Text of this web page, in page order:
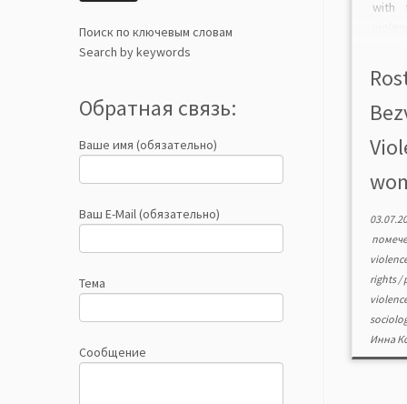
Поиск по ключевым словам
Search by keywords
Обратная связь:
Ваше имя (обязательно)
Ваш E-Mail (обязательно)
Тема
Сообщение
with
on
rights/
Инна